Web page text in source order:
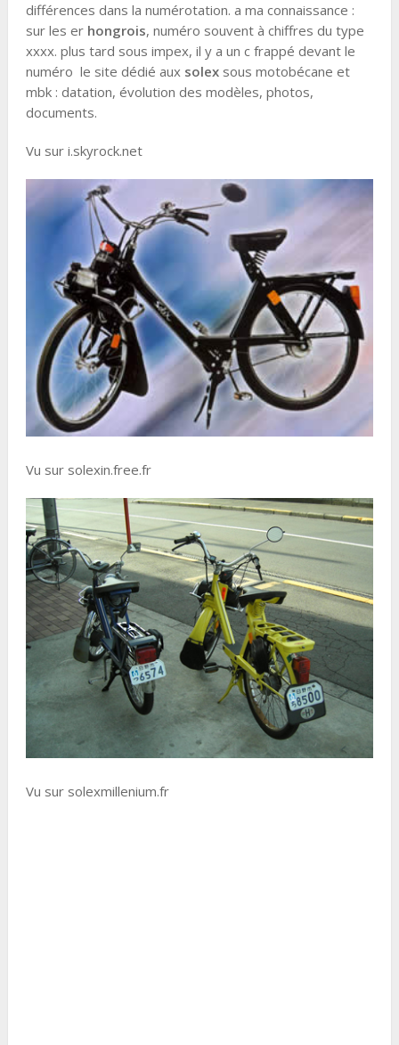
différences dans la numérotation. a ma connaissance :
sur les er hongrois, numéro souvent à chiffres du type
xxxx. plus tard sous impex, il y a un c frappé devant le
numéro le site dédié aux solexsous motobécane et
mbk : datation, évolution des modèles, photos,
documents.
Vu sur i.skyrock.net
Vu sur solexin.free.fr
Vu sur solexmillenium.fr